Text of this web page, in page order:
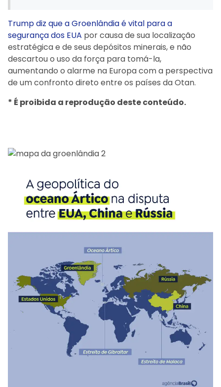
Trump diz que a Groenlândia é vital para a
segurança dos EUA por causa de sua localização
estratégica e de seus depósitos minerais, e não
descartou o uso da força para tomá-la,
aumentando o alarme na Europa com a perspectiva
de um confronto direto entre os países da Otan.
* É proibida a reprodução deste conteúdo.